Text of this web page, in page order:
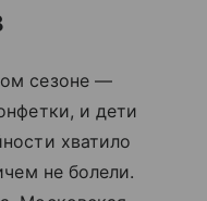
сезоне —
и дети
хватило
не болели.